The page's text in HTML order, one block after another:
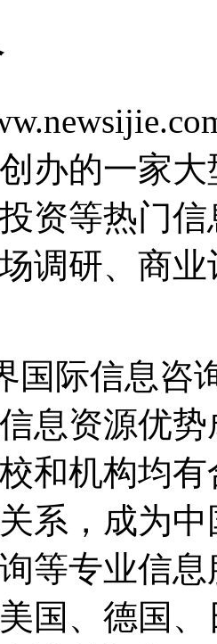
办的一家
资等热门
调研、商
国际信息咨
息资源优
和机构均
系，成为
等专业信
国、德国